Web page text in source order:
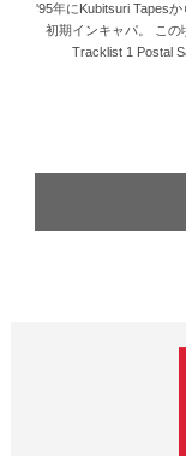
'95年にKubitsuri Tapes
初期インキャパ。 この
Tracklist 1 Postal